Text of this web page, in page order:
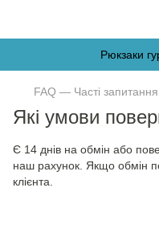
Рюкзаки
FAQ — Часті запитання
Які умови
Є 14 днів на обмін або
наш рахунок. Якщо обмін
клієнта.